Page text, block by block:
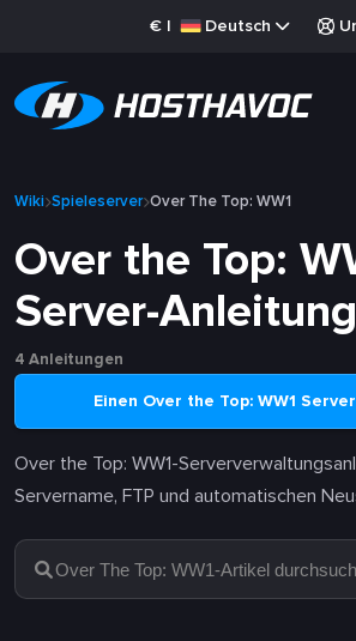
€ | Deutsch
Wiki Spieleserver Over The Top: WW1
Over the Top:
Server-
4 Anleitungen
Einen Over the Top: WW1
Over the Top: WW1-
Servername, FTP und automatischen